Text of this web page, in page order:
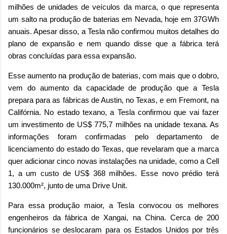
milhões de unidades de veículos da marca, o que representa
um salto na produção de baterias em Nevada, hoje em 37GWh
anuais. Apesar disso, a Tesla não confirmou muitos detalhes do
plano de expansão e nem quando disse que a fábrica terá
obras concluídas para essa expansão.
Esse aumento na produção de baterias, com mais que o dobro,
vem do aumento da capacidade de produção que a Tesla
prepara para as fábricas de Austin, no Texas, e em Fremont, na
Califórnia. No estado texano, a Tesla confirmou que vai fazer
um investimento de US$ 775,7 milhões na unidade texana. As
informações foram confirmadas pelo departamento de
licenciamento do estado do Texas, que revelaram que a marca
quer adicionar cinco novas instalações na unidade, como a Cell
1, a um custo de US$ 368 milhões. Esse novo prédio terá
130.000m², junto de uma Drive Unit.
Para essa produção maior, a Tesla convocou os melhores
engenheiros da fábrica de Xangai, na China. Cerca de 200
funcionários se deslocaram para os Estados Unidos por três